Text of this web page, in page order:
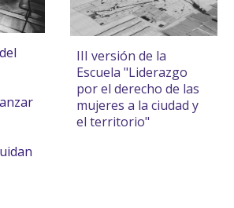
III versión de la
Escuela "Liderazgo
por el derecho de las
mujeres a la ciudad y
el territorio"